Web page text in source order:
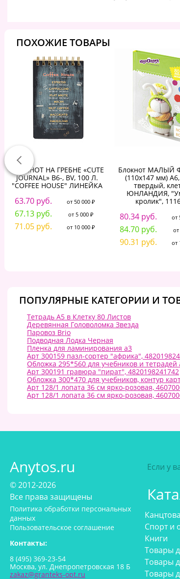
ПОХОЖИЕ ТОВАРЫ
БЛОКНОТ НА ГРЕБНЕ «CUTE
JOURNAL» B6-, BV, 100 Л.
"COFFEЕ HOUSE" ЛИНЕЙКА
63.70 руб. от 50 000 ₽
67.13 руб. от 5 000 ₽
71.05 руб. от 10 000 ₽
Блокнот МАЛЫЙ
(110х147 мм)
твердый,
ЮНЛАНДИЯ,
кролик",
80.34 руб. от
84.70 руб.
90.31 руб. от
ПОПУЛЯРНЫЕ КАТЕГОРИИ И
Тетрадь А5 в Клетку 80 Листов
Деревянная Головоломка Звезда
Паровоз Brio
Подводная Лодка Черная
Пленка для ламинирования а3
Арт 300159 пазл-сортер "африка",
Обложка 295*560 для учебников и
Арт 300191 гравюра "пират", 4820198241742
Обложка 300*470 для учебников, контур
Арт 128/1 лопата 36 см ярко-розовая,
Арт 128/1 лопата 36 см ярко-розовая,
Anytos.ru
© 2012-2026
Все права защищены
Политика обработки персональных
данных
Пользовательское соглашение
Контакты:
8 (495) 369-23-54
Москва, ул. Днепропетровская 18 Б
zakaz@granteks-opt.ru
Если у
Спорт и
Книги
Товары
Товары
Товары